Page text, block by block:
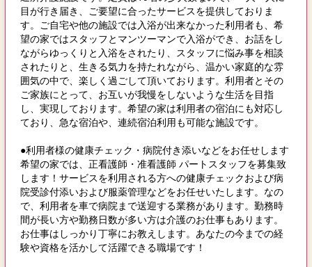
目が行き届き、ご要望に合ったサービスを提供しておりま
す。ご自宅や他の施設では入浴が出来なかった利用者も、希
望の家ではスタッフとマンツーマンで入浴ができ、お話をし
ながらゆっくりと入浴をされたり、スタッフに悩み事を相談
されたりと、生きる気力を持たれながら、温かい家庭的な雰
囲気の中で、楽しく過ごして頂いております。利用者とその
ご家族にとって、お互いが我慢をしないような生活を目指
し、実現しております。希望の家は利用者の宿泊にも対応し
ており、急な宿泊や、連続宿泊利用も可能な施設です。
●利用者様の健康チェック・病院付き添いなどをお任せします
希望の家では、正看護師・准看護師 パートスタッフを募集致
します！サービスを利用される方への健康チェックおよび病
院受診付添いおよび服薬管理などをお任せいたします。なの
で、利用者を車で病院まで送迎する業務があります。勤務時
間が長い方や勤務日数が多い方は介護のお仕事もあります。
お仕事はしっかり丁寧にお教えします。あなたの今までの経
験や資格を活かして活躍できる職場です！